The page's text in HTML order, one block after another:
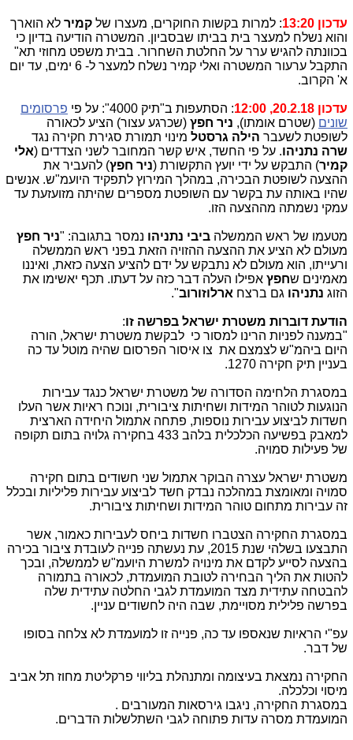
עדכון 13:20 : למרות בקשות החוקרים, מעצרו של קמיר לא הוארך
והוא נשלח למעצר בית בביתו שבסביון. המשטרה הודיעה בדיון כי
בכוונתה להגיש ערר על החלטת השחרור. בבית משפט מחוזי תא"
התקבל ערעור המשטרה ואלי קמיר נשלח למעצר ל- 6 ימים, עד יום
א' הקרוב.
עדכון 20.2.18, 12:00 : הסתעפות ב"תיק 4000": על פי
פרסומים
שונים (שטרם אומתו), ניר חפץ (שכרגע עצור) הציע לכאורה
לשופטת לשעבר הילה גרסטל מינוי תמורת סגירת חקירה נגד
שרה נתניהו. על פי החשד, איש קשר המחובר לשני הצדדים (אלי
קמיר) התבקש על ידי יועץ התקשורת (ניר חפץ) להעביר את
ההצעה לשופטת הבכירה, במהלך המירוץ לתפקיד היועמ"ש. אנשים
שהיו באותה עת בקשר עם השופטת מספרים שהיתה מזועזעת עד
עמקי נשמתה מההצעה הזו.
מטעמו של ראש הממשלה ביבי נתניהו נמסר בתגובה: "ניר חפץ
מעולם לא הציע את ההצעה ההזויה הזאת בפני ראש הממשלה
ורעייתו, הוא מעולם לא נתבקש על ידם להציע הצעה כזאת, ואיננו
מאמינים שחפץ אפילו העלה דבר כזה על דעתו. תכף יאשימו את
הזוג נתניהו גם ברצח ארלוזורוב".
הודעת דוברות משטרת ישראל בפרשה זו:
"במענה לפניות הרינו למסור כי לבקשת משטרת ישראל, הורה
היום ביהמ"ש לצמצם את צו איסור הפרסום שהיה מוטל עד כה
בעניין תיק חקירה 1270.
במסגרת הלחימה הסדורה של משטרת ישראל כנגד עבירות
הנוגעות לטוהר המידות ושחיתות ציבורית, ונוכח ראיות אשר העלו
חשדות לביצוע עבירות נוספות, פתחה אתמול היחידה הארצית
למאבק בפשיעה הכלכלית בלהב 433 בחקירה גלויה בתום תקופה
של פעילות סמויה.
משטרת ישראל עצרה הבוקר אתמול שני חשודים בתום חקירה
סמויה ומאומצת במהלכה נבדק חשד לביצוע עבירות פליליות ובכלל
זה עבירות מתחום טוהר המידות ושחיתות ציבורית.
במסגרת החקירה הצטברו חשדות ביחס לעבירות כאמור, אשר
התבצעו בשלהי שנת 2015, עת נעשתה פנייה לעובדת ציבור בכירה
בהצעה לסייע לקדם את מינויה למשרת היועמ"ש לממשלה, ובכך
להטות את הליך הבחירה לטובת המועמדת, לכאורה בתמורה
להבטחה עתידית מצד המועמדת לגבי החלטה עתידית שלה
בפרשה פלילית מסויימת, שבה היה לחשודים עניין.
עפ"י הראיות שנאספו עד כה, פנייה זו למועמדת לא צלחה בסופו
של דבר.
החקירה נמצאת בעיצומה ומתנהלת בליווי פרקליטת מחוז תל אביב
מיסוי וכלכלה.
במסגרת החקירה, ניגבו גירסאות המעורבים .
המועמדת מסרה עדות פתוחה לגבי השתלשלות הדברים.